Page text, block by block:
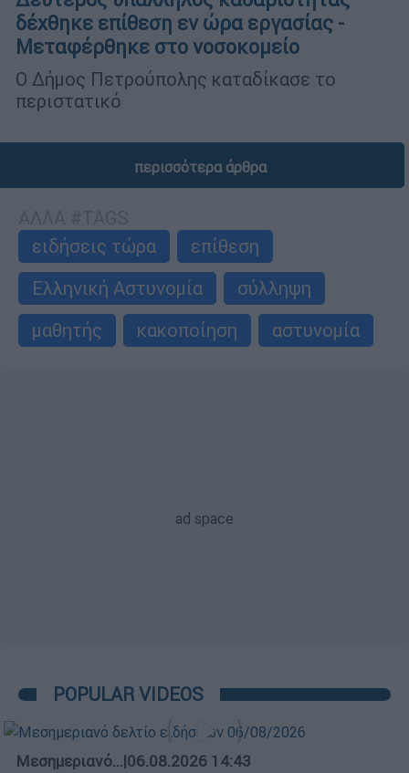
δέχθηκε επίθεση εν ώρα εργασίας -
Μεταφέρθηκε στο νοσοκομείο
Ο Δήμος Πετρούπολης καταδίκασε το
περιστατικό
περισσότερα άρθρα
ειδήσεις τώρα
επίθεση
Ελληνική Αστυνομία
σύλληψη
μαθητής
κακοποίηση αστυνομία
POPULAR VIDEOS
Μεσημεριανό...|06.08.2026 14:43